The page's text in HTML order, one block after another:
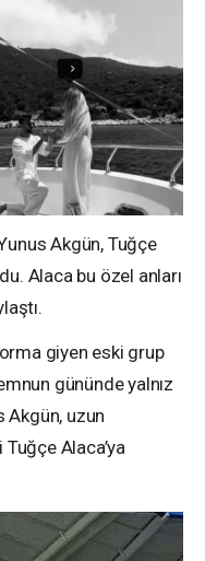
Akgün, Tuğçe
Alaca bu özel anları
giyen eski grup
gününde yalnız
Akgün, uzun
Alaca’ya